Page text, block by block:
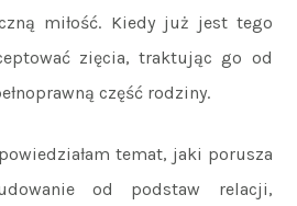
miłość. Kiedy już jest tego
zięcia, traktując go od
część rodziny.
temat, jaki porusza
od podstaw relacji,